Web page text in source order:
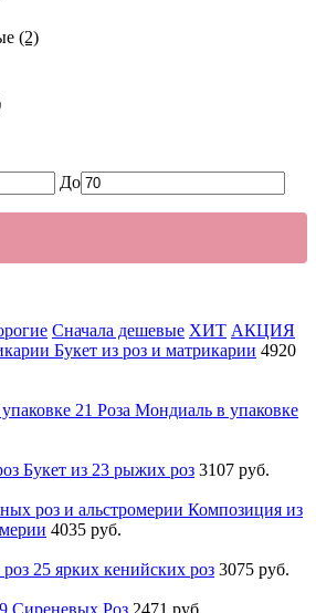
(2)
До
Сначала дешевые ХИТ АКЦИЯ
Букет из роз и матрикарии 4920
21 Роза Мондиаль в упаковке
Букет из 23 рыжих роз 3107 руб.
Композиция из
4035 руб.
25 ярких кенийских роз 3075 руб.